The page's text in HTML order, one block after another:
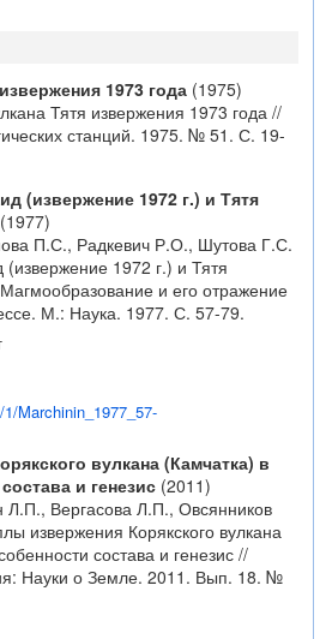
1973 года (1975)
Тятя извержения 1973 года //
станций. 1975. № 51. С. 19-
(извержение 1972 г.) и Тятя
(1977)
П.С., Радкевич Р.О., Шутова Г.С.
1972 г.) и Тятя
и его отражение
М.: Наука. 1977. С. 57-79.
Marchinin_1977_57-
вулкана (Камчатка) в
и генезис (2011)
Вергасова Л.П., Овсянников
извержения Корякского вулкана
состава и генезис //
Науки о Земле. 2011. Вып. 18. №